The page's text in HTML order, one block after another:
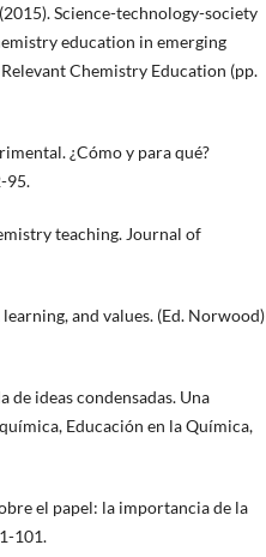
Science-technology-society
education in emerging
Chemistry Education (pp.
¿Cómo y para qué?
95.
teaching. Journal of
learning, and values. (Ed. Norwood)
de ideas condensadas. Una
Educación en la Química,
el papel: la importancia de la
101.